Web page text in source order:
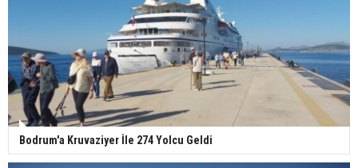
Bodrum'a Kruvaziyer İle 274 Yolcu Geldi